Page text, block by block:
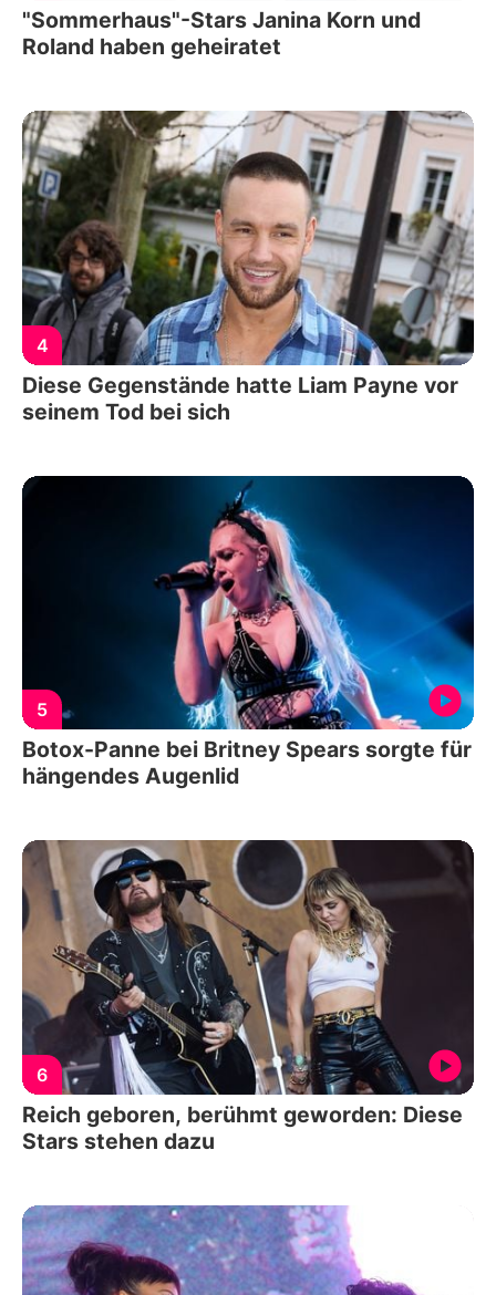
"Sommerhaus"-Stars Janina Korn und
Roland haben geheiratet
4
Diese Gegenstände hatte Liam Payne vor
seinem Tod bei sich
5
Botox-Panne bei Britney Spears sorgte für
hängendes Augenlid
6
Reich geboren, berühmt geworden: Diese
Stars stehen dazu